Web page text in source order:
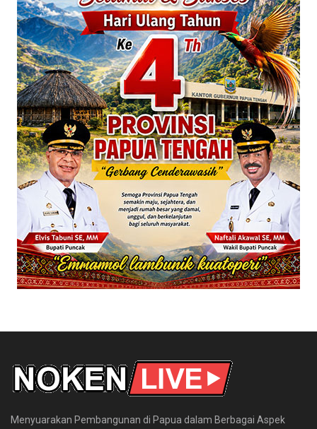
Menyuarakan Pembangunan di Papua dalam Berbagai Aspek